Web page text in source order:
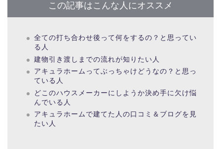
この記事はこんな人にオススメ
全ての打ち合わせ後って何をするの？と思ってい
る人
建物引き渡しまでの流れが知りたい人
アキュラホームってぶっちゃけどうなの？と思っ
ている人
どこのハウスメーカーにしようか決め手に欠け悩
んでいる人
アキュラホームで建てた人の口コミ＆ブログを見
たい人